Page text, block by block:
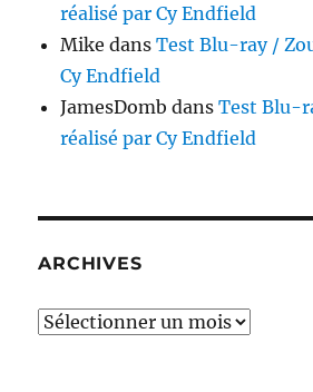
réalisé par Cy Endfield
Mike dansTest Blu-ray /
Cy Endfield
JamesDomb dansTest Blu-
réalisé par Cy Endfield
ARCHIVES
Archives